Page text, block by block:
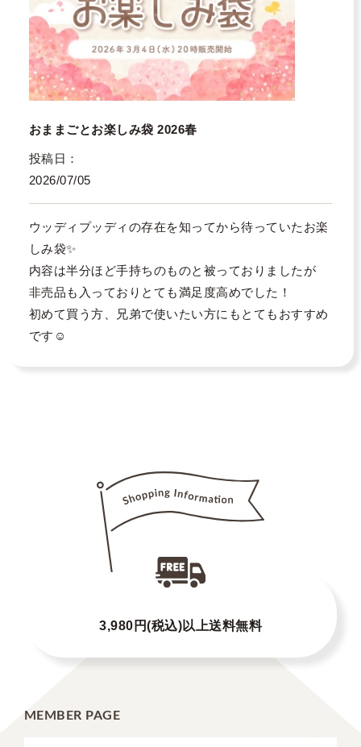
おままごとお楽しみ袋 2026春
投稿日
2026/07/05
ウッディプッディの存在を知ってから待っていたお楽
しみ袋✨
内容は半分ほど手持ちのものと被っておりましたが
非売品も入っておりとても満足度高めでした！
初めて買う方、兄弟で使いたい方にもとてもおすすめ
です☺️
3,980円(税込)以上送料無料
MEMBER PAGE